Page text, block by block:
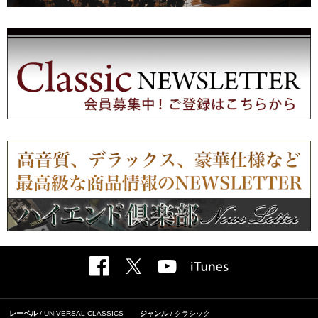
レーベル UNIVERSAL CLASSICS ジャンル クラシック